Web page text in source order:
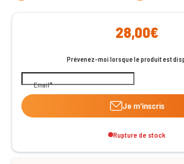
28,00€
Prévenez-moi lorsque le produit est
Email
Je m'inscris
Rupture de stock